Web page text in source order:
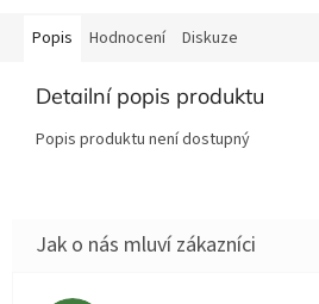
Popis Hodnocení Diskuze
Detailní popis produktu
Popis produktu není dostupný